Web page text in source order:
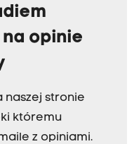
na opinie
naszej stronie
któremu
z opiniami.